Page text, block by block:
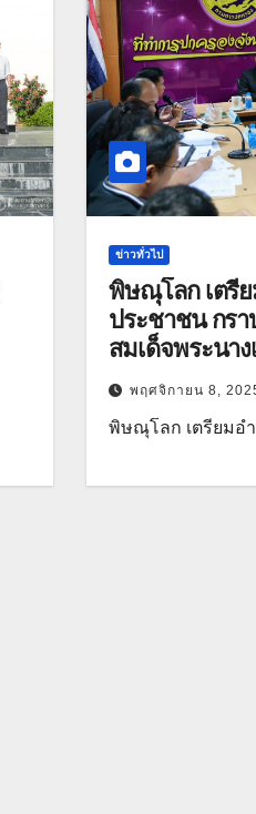
ข่าวทั่วไป
พิษณุโลก เตรี
ประชาชน กร
สมเด็จพระนา
ราชินีนาถ พร
พฤศจิกายน 8,
พิษณุโลก เตรียมอ